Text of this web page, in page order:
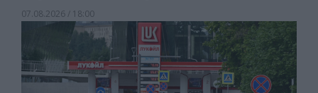
07.08.2026 / 18:00